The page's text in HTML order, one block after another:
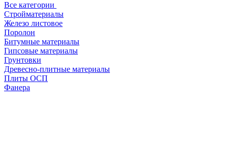
Все категории
Стройматериалы
Железо листовое
Поролон
Битумные материалы
Гипсовые материалы
Грунтовки
Древесно-плитные материалы
Плиты ОСП
Фанера